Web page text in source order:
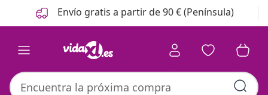
Anterior
Siguiente Envío gratis a partir de 90 € (Península)